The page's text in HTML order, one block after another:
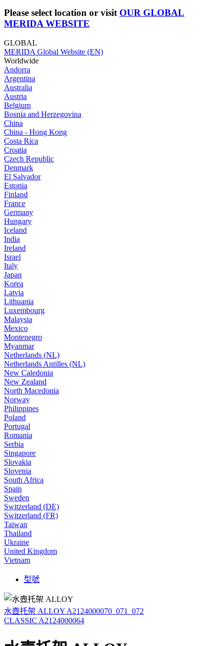
Please select location or visit OUR GLOBAL
MERIDA WEBSITE
GLOBAL
MERIDA Global Website (EN)
Worldwide
Andorra
Argentina
Australia
Austria
Belgium
Bosnia and Herzegovina
China
China - Hong Kong
Costa Rica
Croatia
Czech Republic
Denmark
El Salvador
Estonia
Finland
France
Germany
Hungary
Iceland
India
Ireland
Israel
Italy
Japan
Korea
Latvia
Lithuania
Luxembourg
Malaysia
Mexico
Montenegro
Myanmar
Netherlands (NL)
Netherlands Antilles (NL)
New Caledonia
New Zealand
North Macedonia
Norway
Philippines
Poland
Portugal
Romania
Serbia
Singapore
Slovakia
Slovenia
South Africa
Spain
Sweden
Switzerland (DE)
Switzerland (FR)
Taiwan
Thailand
Ukraine
United Kingdom
Vietnam
型號
水壺托架 ALLOY A2124000070_071_072
CLASSIC A2124000064